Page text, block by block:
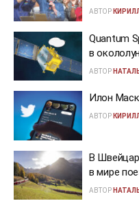
АВТОР
Quantum
в
АВТОР
Илон
АВТОР
В
в мире
АВТОР